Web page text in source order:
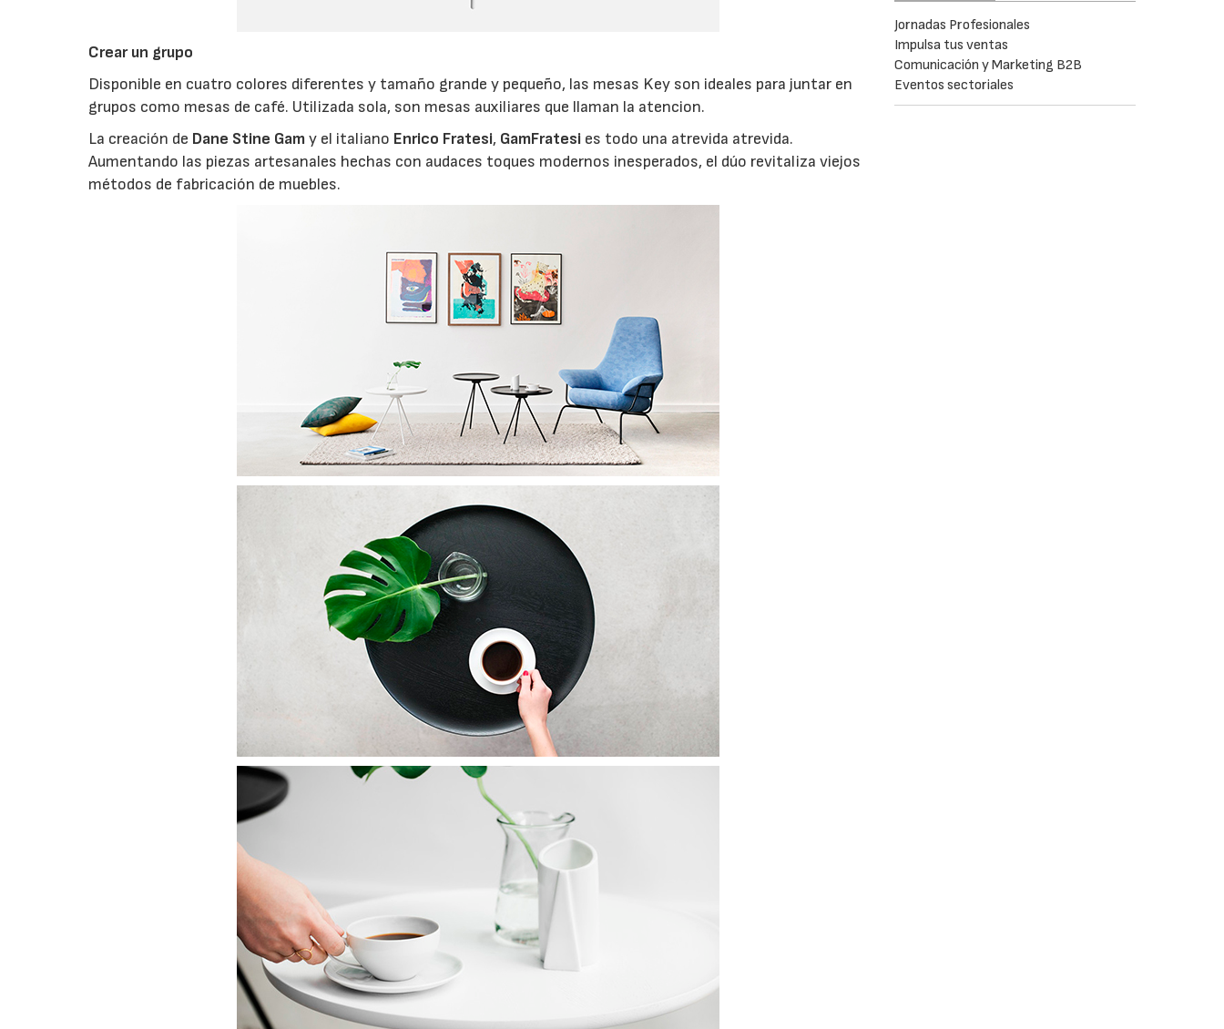
Crear un grupo
Disponible en cuatro colores diferentes y tamaño grande y pequeño, las mesas Key son ideales para juntar en
grupos como mesas de café. Utilizada sola, son mesas auxiliares que llaman la atencion.
La creación de Dane Stine Gamy el italiano Enrico Fratesi, GamFratesi es todo una atrevida atrevida.
Aumentando las piezas artesanales hechas con audaces toques modernos inesperados, el dúo revitaliza viejos
métodos de fabricación de muebles.
Jornadas Profesionales
Impulsa tus ventas
Comunicación y Marketing B2B
Eventos sectoriales